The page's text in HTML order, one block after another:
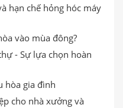
hạn chế hỏng hóc máy
vào mùa đông?
- Sự lựa chọn hoàn
hòa gia đình
cho nhà xưởng và